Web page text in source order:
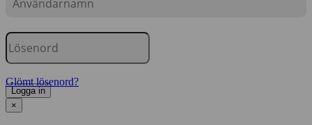
Glömt lösenord?
Logga in
×